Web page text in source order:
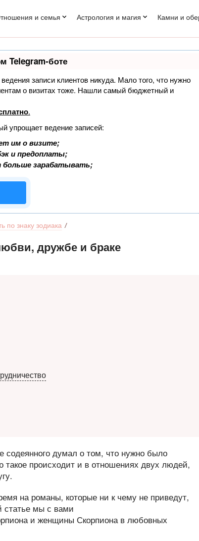
и семья Астрология и магия Камни и
Telegram-боте
записи клиентов никуда. Мало того, что нужно
о визитах тоже. Нашли самый бюджетный и
.
упрощает ведение записей:
им о визите;
и предоплаты;
больше зарабатывать;
по знаку зодиака
дружбе и браке
содеянного думал о том, что нужно было
такое происходит и в отношениях двух людей,
на романы, которые ни к чему не приведут,
статье мы с вами
и женщины Скорпиона в любовных